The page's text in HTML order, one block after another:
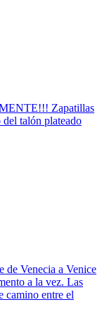
Zapatillas
talón plateado
de Venecia a Venice
a la vez. Las
camino entre el